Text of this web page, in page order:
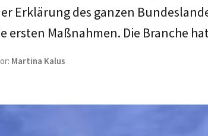
Erklärung des ganzen
ersten Maßnahmen. Die Branche
Martina Kalus